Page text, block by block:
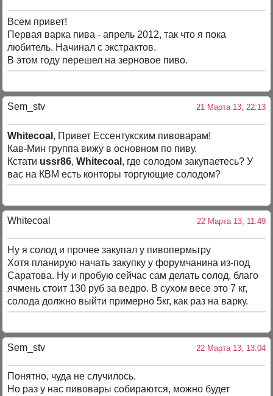
Всем привет!
Первая варка пива - апрель 2012, так что я пока
любитель. Начинал с экстрактов.
В этом году перешел на зерновое пиво.
Sem_stv 21 Марта 13, 22:13
Whitecoal , Привет Ессентукским пивоварам!
Кав-Мин группа вижу в основном по пиву.
Кстати ussr86,Whitecoal , где солодом закупаетесь? У
вас на КВМ есть конторы торгующие солодом?
Whitecoal 22 Марта 13, 11:49
Ну я солод и прочее закупал у пивопермьтру
Хотя планирую начать закупку у форумчанина из-под
Саратова. Ну и пробую сейчас сам делать солод, благо
ячмень стоит 130 руб за ведро. В сухом весе это 7 кг,
солода должно выйти примерно 5кг, как раз на варку.
Sem_stv 22 Марта 13, 13:04
Понятно, чуда не случилось.
Но раз у нас пивовары собираются, можно будет